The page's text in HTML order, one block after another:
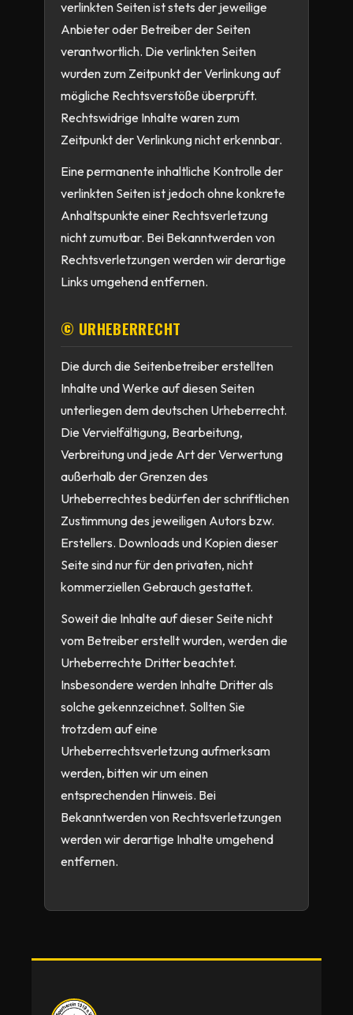
verlinkten Seiten ist stets der jeweilige
Anbieter oder Betreiber der Seiten
verantwortlich. Die verlinkten Seiten
wurden zum Zeitpunkt der Verlinkung auf
mögliche Rechtsverstöße überprüft.
Rechtswidrige Inhalte waren zum
Zeitpunkt der Verlinkung nicht erkennbar.
Eine permanente inhaltliche Kontrolle der
verlinkten Seiten ist jedoch ohne konkrete
Anhaltspunkte einer Rechtsverletzung
nicht zumutbar. Bei Bekanntwerden von
Rechtsverletzungen werden wir derartige
Links umgehend entfernen.
© URHEBERRECHT
Die durch die Seitenbetreiber erstellten
Inhalte und Werke auf diesen Seiten
unterliegen dem deutschen Urheberrecht.
Die Vervielfältigung, Bearbeitung,
Verbreitung und jede Art der Verwertung
außerhalb der Grenzen des
Urheberrechtes bedürfen der schriftlichen
Zustimmung des jeweiligen Autors bzw.
Erstellers. Downloads und Kopien dieser
Seite sind nur für den privaten, nicht
kommerziellen Gebrauch gestattet.
Soweit die Inhalte auf dieser Seite nicht
vom Betreiber erstellt wurden, werden die
Urheberrechte Dritter beachtet.
Insbesondere werden Inhalte Dritter als
solche gekennzeichnet. Sollten Sie
trotzdem auf eine
Urheberrechtsverletzung aufmerksam
werden, bitten wir um einen
entsprechenden Hinweis. Bei
Bekanntwerden von Rechtsverletzungen
werden wir derartige Inhalte umgehend
entfernen.